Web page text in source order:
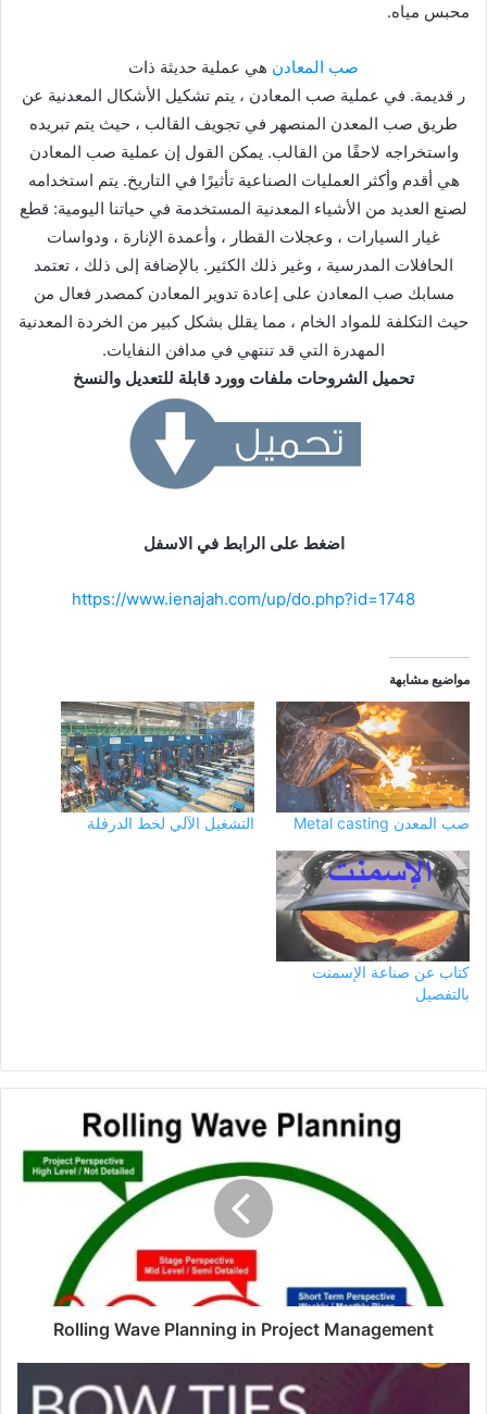
محبس مياه.
صب المعادن هي عملية حديثة ذات
ر قديمة. في عملية صب المعادن ، يتم تشكيل الأشكال المعدنية عن
طريق صب المعدن المنصهر في تجويف القالب ، حيث يتم تبريده
واستخراجه لاحقًا من القالب. يمكن القول إن عملية صب المعادن
هي أقدم وأكثر العمليات الصناعية تأثيرًا في التاريخ. يتم استخدامه
لصنع العديد من الأشياء المعدنية المستخدمة في حياتنا اليومية: قطع
غيار السيارات ، وعجلات القطار ، وأعمدة الإنارة ، ودواسات
الحافلات المدرسية ، وغير ذلك الكثير. بالإضافة إلى ذلك ، تعتمد
مسابك صب المعادن على إعادة تدوير المعادن كمصدر فعال من
حيث التكلفة للمواد الخام ، مما يقلل بشكل كبير من الخردة المعدنية
المهدرة التي قد تنتهي في مدافن النفايات.
تحميل الشروحات ملفات وورد قابلة للتعديل والنسخ
اضغط على الرابط في الاسفل
https://www.ienajah.com/up/do.php?id=1748
مواضيع مشابهة
صب المعدن Metal casting التشغيل الآلي لخط الدرفلة
كتاب عن صناعة الإسمنت
بالتفصيل
Rolling Wave Planning in Project Management